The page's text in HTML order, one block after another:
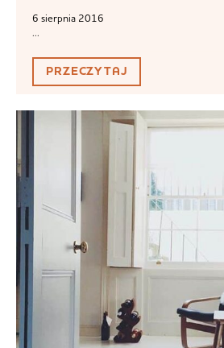
6 sierpnia 2016
...
PRZECZYTAJ